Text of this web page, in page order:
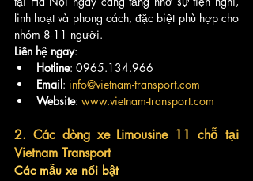
linh hoạt và phong cách, đặc biệt phù hợp cho
nhóm 8-11 người.
Liên hệ ngay:
Hotline: 0965.134.966
Email: info@vietnam-transport.com
Website: www.vietnam-transport.com
2. Các dòng xe Limousine 11 chỗ tại
Vietnam Transport
Các mẫu xe nổi bật